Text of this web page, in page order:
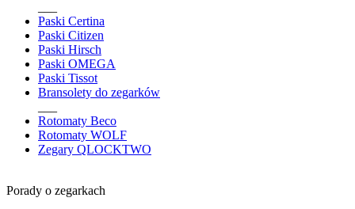
Paski Certina
Paski Citizen
Paski Hirsch
Paski OMEGA
Paski Tissot
Bransolety do zegarków
Rotomaty Beco
Rotomaty WOLF
Zegary QLOCKTWO
Porady o zegarkach